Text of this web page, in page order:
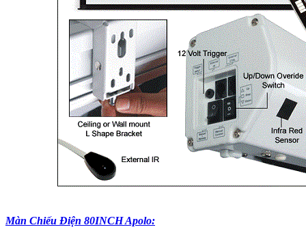
Màn Chiếu Điện 80INCH Apolo: